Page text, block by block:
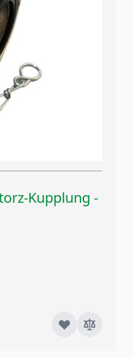
Kupplung -